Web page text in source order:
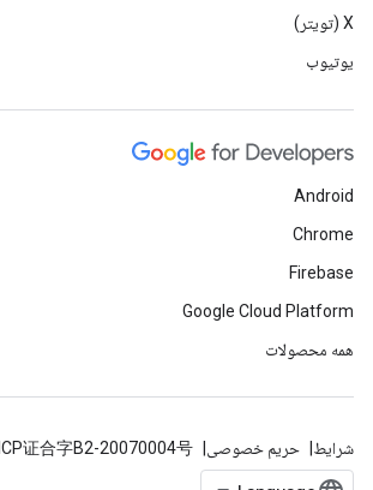
X (تویتر)
یوتیوب
Android
Chrome
Firebase
Google Cloud Platform
همه محصولات
شرایط حریم خصوصی ICP证合字B2-20070004号